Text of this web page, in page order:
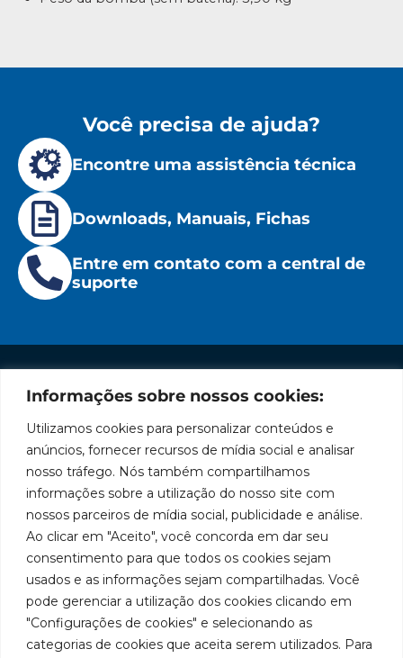
Informações sobre nossos cookies:
Utilizamos cookies para personalizar conteúdos e
anúncios, fornecer recursos de mídia social e analisar
nosso tráfego. Nós também compartilhamos
informações sobre a utilização do nosso site com
nossos parceiros de mídia social, publicidade e análise.
Ao clicar em "Aceito", você concorda em dar seu
consentimento para que todos os cookies sejam
usados e as informações sejam compartilhadas. Você
pode gerenciar a utilização dos cookies clicando em
"Configurações de cookies" e selecionando as
categorias de cookies que aceita serem utilizados. Para
Você precisa de ajuda?
Encontre uma assistência técnica
Downloads, Manuais, Fichas
Entre em contato com a central de
suporte
Marca
líder
em
fabricação
de
equipamentos
para
lubrificação
e
Políticas
Privacidade
Políticas
de
Cookies
Institucional
A Bozza
Produtos
Soluções
Assistências
Técnicas
Seja um
representante
Trabalhe
Conosco
Localização
Rua
Tiradentes,
931 – Anexo
Franchini,
50/96
Bairro: Santa
Terezinha
Fale
Conosco
SAC: 0800
019 5050
Redes
Facebook
LinkedIn
Instagram